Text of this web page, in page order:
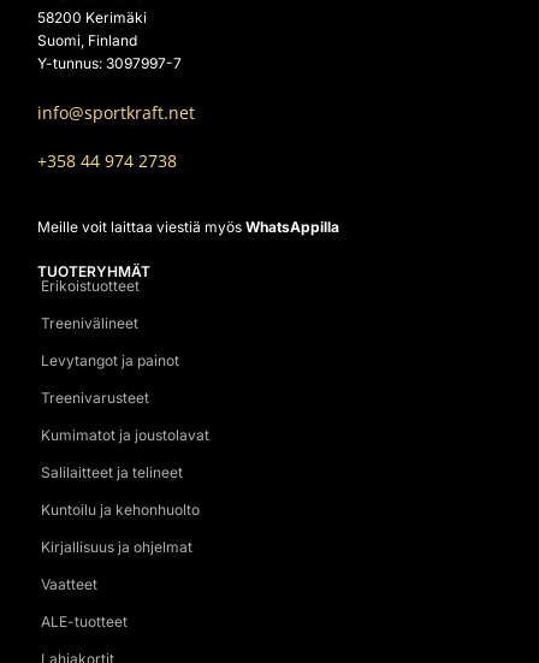
58200 Kerimäki
Suomi, Finland
Y-tunnus: 3097997-7
info@sportkraft.net
+358 44 974 2738
Meille voit laittaa viestiä myös WhatsAppilla
TUOTERYHMÄT
Erikoistuotteet
Treenivälineet
Levytangot ja painot
Treenivarusteet
Kumimatot ja joustolavat
Salilaitteet ja telineet
Kuntoilu ja kehonhuolto
Kirjallisuus ja ohjelmat
Vaatteet
ALE-tuotteet
Lahjakortit